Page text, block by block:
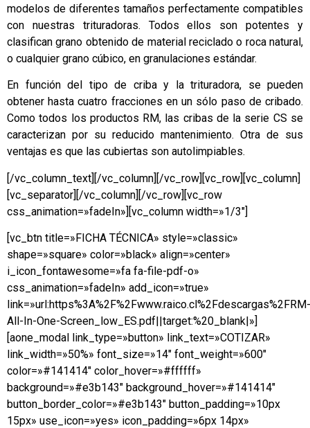
modelos de diferentes tamaños perfectamente compatibles
con nuestras trituradoras. Todos ellos son potentes y
clasifican grano obtenido de material reciclado o roca natural,
o cualquier grano cúbico, en granulaciones estándar.
En función del tipo de criba y la trituradora, se pueden
obtener hasta cuatro fracciones en un sólo paso de cribado.
Como todos los productos RM, las cribas de la serie CS se
caracterizan por su reducido mantenimiento. Otra de sus
ventajas es que las cubiertas son autolimpiables.
[/vc_column_text][/vc_column][/vc_row][vc_row][vc_column]
[vc_separator][/vc_column][/vc_row][vc_row
css_animation=»fadeIn»][vc_column width=»1/3″]
[vc_btn title=»FICHA TÉCNICA» style=»classic»
shape=»square» color=»black» align=»center»
i_icon_fontawesome=»fa fa-file-pdf-o»
css_animation=»fadeIn» add_icon=»true»
link=»url:https%3A%2F%2Fwww.raico.cl%2Fdescargas%2FRM-
All-In-One-Screen_low_ES.pdf||target:%20_blank|»]
[aone_modal link_type=»button» link_text=»COTIZAR»
link_width=»50%» font_size=»14″ font_weight=»600″
color=»#141414″ color_hover=»#ffffff»
background=»#e3b143″ background_hover=»#141414″
button_border_color=»#e3b143″ button_padding=»10px
15px» use_icon=»yes» icon_padding=»6px 14px»